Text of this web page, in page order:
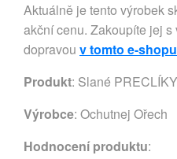
Aktuálně je tento výrobek
akční cenu. Zakoupíte jej
dopravou v tomto e-shopu
Produkt: Slané
Výrobce: Ochutnej Ořech
Hodnocení produktu: